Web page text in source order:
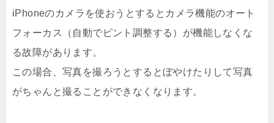
iPhoneのカメラを使おうとするとカメラ機能のオート
フォーカス（自動でピント調整する）が機能しなくな
る故障があります。
この場合、写真を撮ろうとするとぼやけたりして写真
がちゃんと撮ることができなくなります。